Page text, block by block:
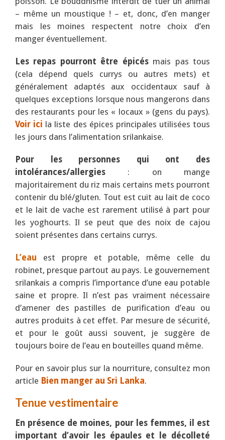
– même un moustique ! – et, donc, d’en manger
mais les moines respectent notre choix d’en
manger éventuellement.
Les repas pourront être épicésmais pas tous
(cela dépend quels currys ou autres mets) et
généralement adaptés aux occidentaux sauf à
quelques exceptions lorsque nous mangerons dans
des restaurants pour les « locaux » (gens du pays).
Voir ici la liste des épices principales utilisées tous
les jours dans l’alimentation srilankaise.
Pour les personnes qui ont des
intolérances/allergies : on mange
majoritairement du riz mais certains mets pourront
contenir du blé/gluten. Tout est cuit au lait de coco
et le lait de vache est rarement utilisé à part pour
les yoghourts. Il se peut que des noix de cajou
soient présentes dans certains currys.
L’eau est propre et potable, même celle du
robinet, presque partout au pays. Le gouvernement
srilankais a compris l’importance d’une eau potable
saine et propre. Il n’est pas vraiment nécessaire
d’amener des pastilles de purification d’eau ou
autres produits à cet effet. Par mesure de sécurité,
et pour le goût aussi souvent, je suggère de
toujours boire de l’eau en bouteilles quand même.
Pour en savoir plus sur la nourriture, consultez mon
article Bien manger au Sri Lanka.
Tenue vestimentaire
En présence de moines, pour les femmes, il est
important d’avoir les épaules et le décolleté